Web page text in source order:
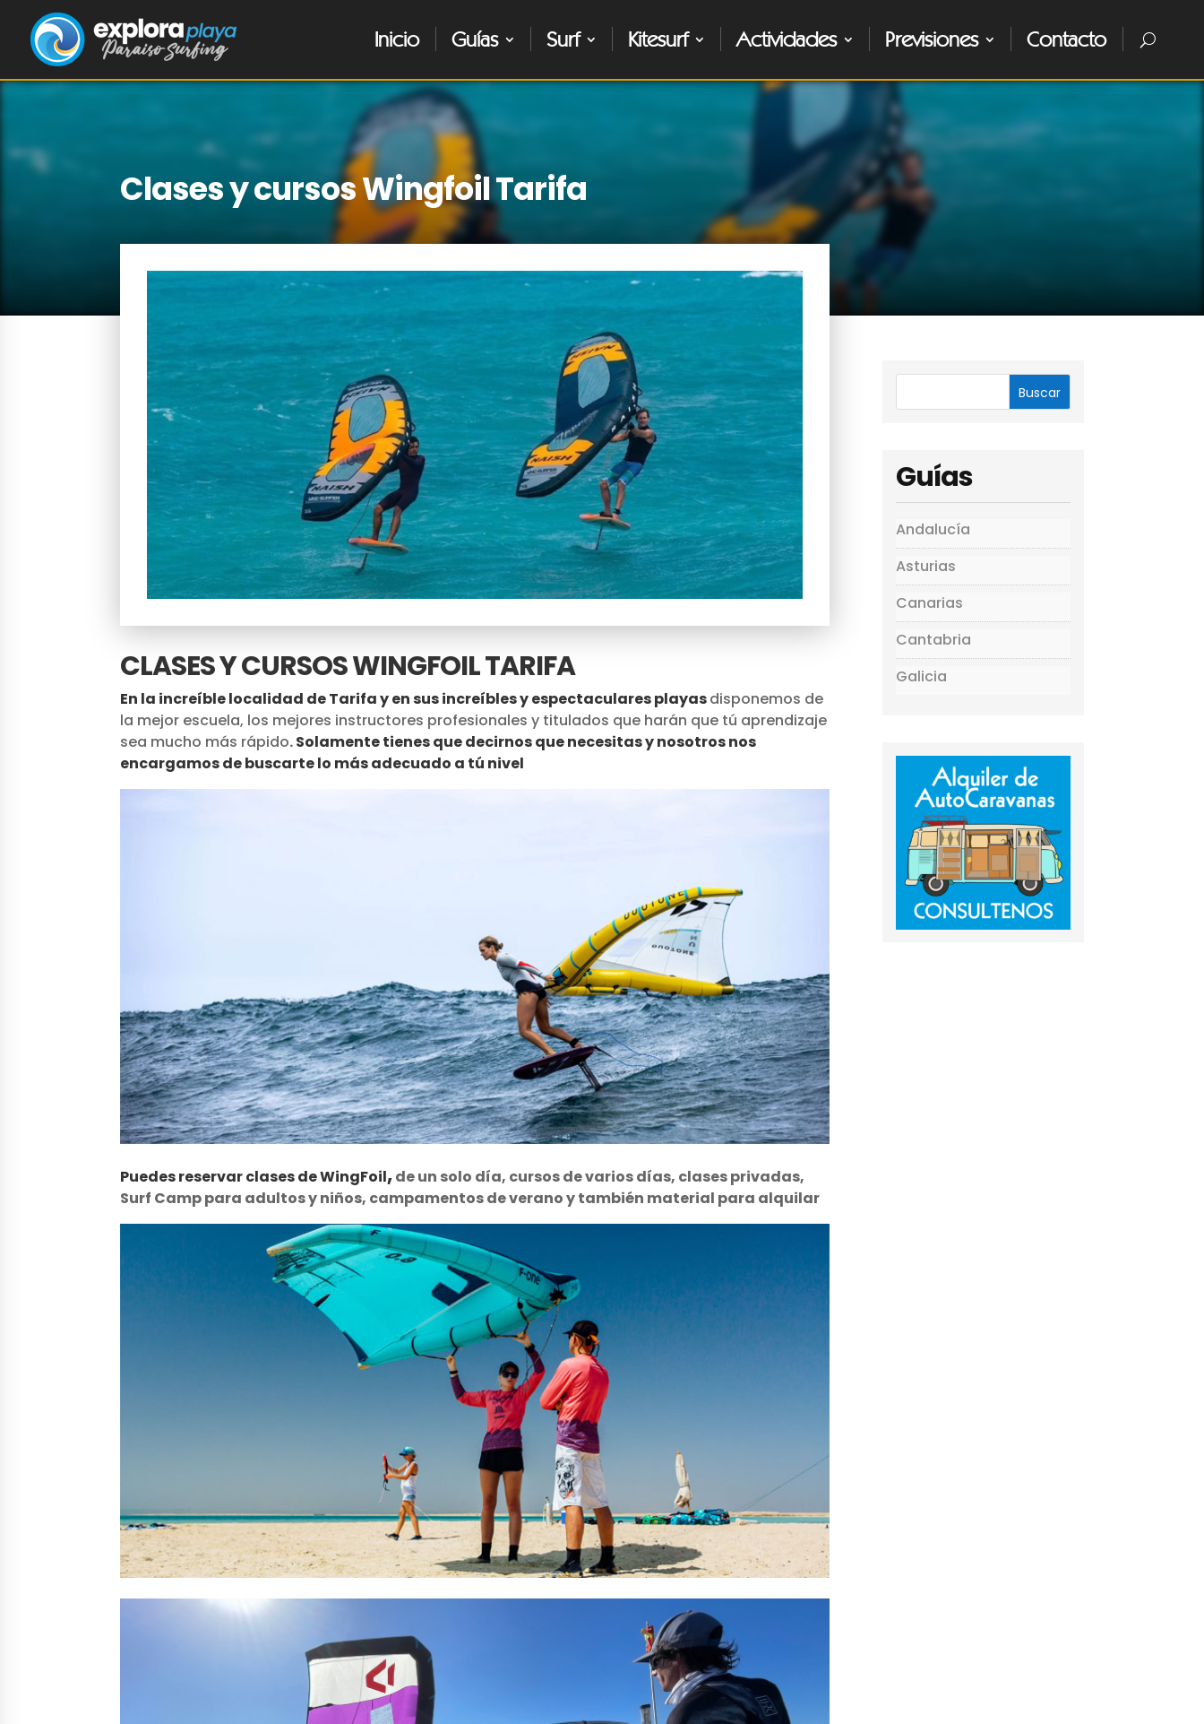
Inicio Guías Surf Kitesurf Actividades Previsiones Contacto
Clases y cursos Wingfoil Tarifa
CLASES Y CURSOS WINGFOIL TARIFA
En la increíble localidad de Tarifa y en sus increíbles y espectaculares playasdisponemos de
la mejor escuela, los mejores instructores profesionales y titulados que harán que tú aprendizaje
sea mucho más rápido.Solamente tienes que decirnos que necesitas y nosotros nos
encargamos de buscarte lo más adecuado a tú nivel
Puedes reservar clases de WingFoil,de un solo día, cursos de varios días, clases privadas,
Surf Camp para adultos y niños, campamentos de verano y también material para alquilar
Guías
Andalucía
Asturias
Canarias
Cantabria
Galicia